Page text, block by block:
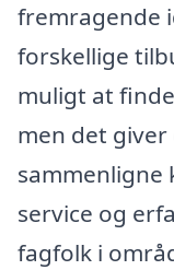
fremragende
forskellige
muligt at
men det
sammenligne
service og
fagfolk i